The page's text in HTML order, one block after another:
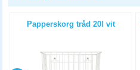
Papperskorg tråd 20l vit